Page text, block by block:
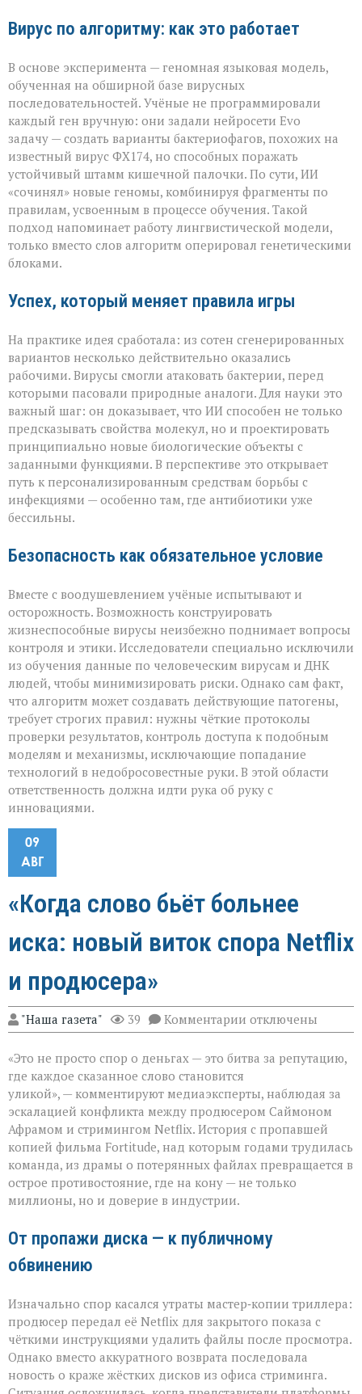
Вирус по алгоритму: как это работает
В основе эксперимента — геномная языковая модель,
обученная на обширной базе вирусных
последовательностей. Учёные не программировали
каждый ген вручную: они задали нейросети Evo
задачу — создать варианты бактериофагов, похожих на
известный вирус ФХ174, но способных поражать
устойчивый штамм кишечной палочки. По сути, ИИ
«сочинял» новые геномы, комбинируя фрагменты по
правилам, усвоенным в процессе обучения. Такой
подход напоминает работу лингвистической модели,
только вместо слов алгоритм оперировал генетическими
блоками.
Успех, который меняет правила игры
На практике идея сработала: из сотен сгенерированных
вариантов несколько действительно оказались
рабочими. Вирусы смогли атаковать бактерии, перед
которыми пасовали природные аналоги. Для науки это
важный шаг: он доказывает, что ИИ способен не только
предсказывать свойства молекул, но и проектировать
принципиально новые биологические объекты с
заданными функциями. В перспективе это открывает
путь к персонализированным средствам борьбы с
инфекциями — особенно там, где антибиотики уже
бессильны.
Безопасность как обязательное условие
Вместе с воодушевлением учёные испытывают и
осторожность. Возможность конструировать
жизнеспособные вирусы неизбежно поднимает вопросы
контроля и этики. Исследователи специально исключили
из обучения данные по человеческим вирусам и ДНК
людей, чтобы минимизировать риски. Однако сам факт,
что алгоритм может создавать действующие патогены,
требует строгих правил: нужны чёткие протоколы
проверки результатов, контроль доступа к подобным
моделям и механизмы, исключающие попадание
технологий в недобросовестные руки. В этой области
ответственность должна идти рука об руку с
инновациями.
09
АВГ
«Когда слово бьёт больнее
иска: новый виток спора Netflix
и продюсера»
"Наша газета" 39 Комментарии к
записи
слово
больнее
иска:
новый
виток
спора
Netflix
и
продюсера»
отключены
«Это не просто спор о деньгах — это битва за репутацию,
где каждое сказанное слово становится
уликой», — комментируют медиаэксперты, наблюдая за
эскалацией конфликта между продюсером Саймоном
Афрамом и стримингом Netflix. История с пропавшей
копией фильма Fortitude, над которым годами трудилась
команда, из драмы о потерянных файлах превращается в
острое противостояние, где на кону — не только
миллионы, но и доверие в индустрии.
От пропажи диска — к публичному
обвинению
Изначально спор касался утраты мастер‑копии триллера:
продюсер передал её Netflix для закрытого показа с
чёткими инструкциями удалить файлы после просмотра.
Однако вместо аккуратного возврата последовала
новость о краже жёстких дисков из офиса стриминга.